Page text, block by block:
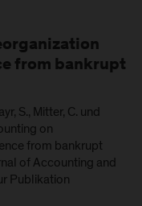
from bankrupt
S., Mitter, C. und
on
from bankrupt
of Accounting and
Publikation